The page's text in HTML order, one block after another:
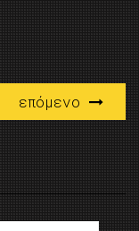
επόμενο